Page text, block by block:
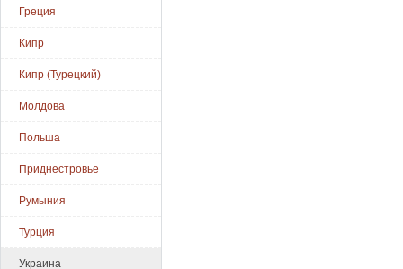
Греция
Кипр
Кипр (Турецкий)
Молдова
Польша
Приднестровье
Румыния
Турция
Украина